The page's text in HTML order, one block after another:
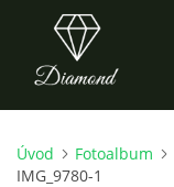
ÚVOD
Úvod Fotoalbum
IMG_9780-1